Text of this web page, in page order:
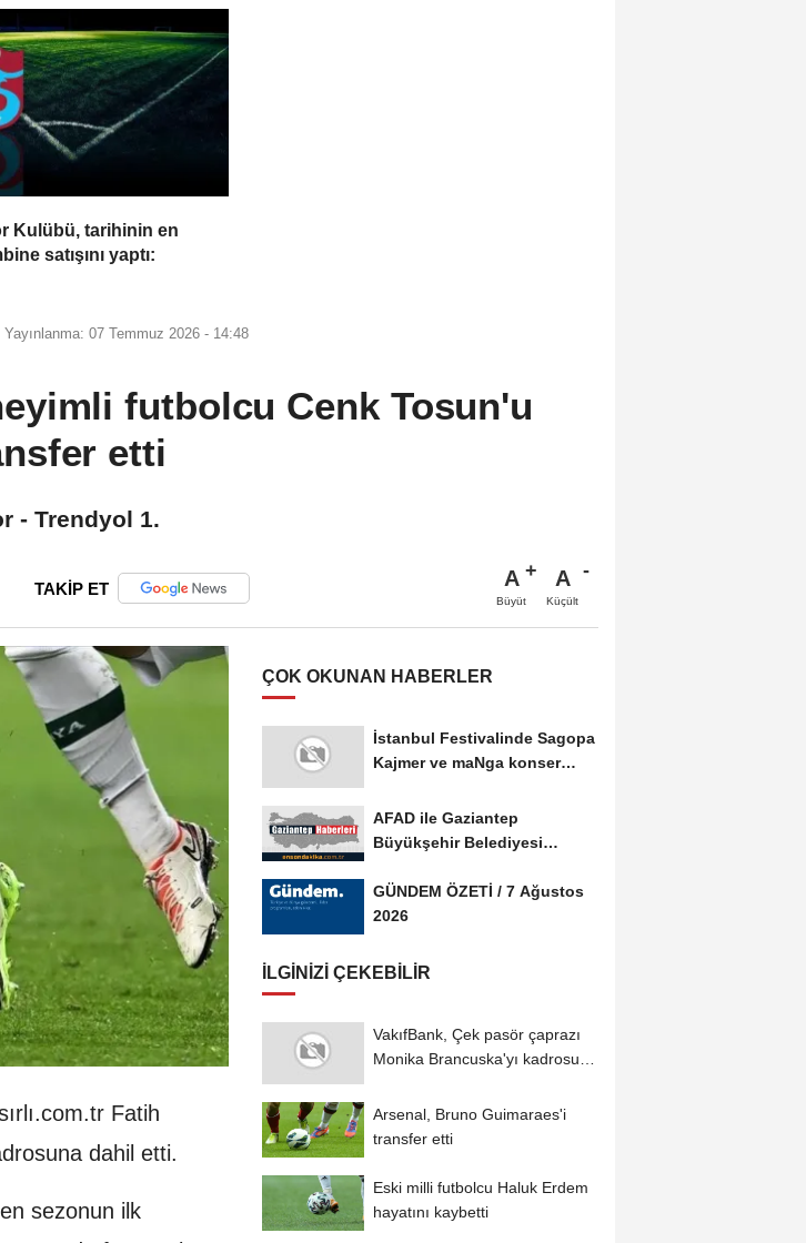
Kulübü, tarihinin en
satışını yaptı:
Yayınlanma: 07 Temmuz 2026 - 14:48
futbolcu Cenk Tosun'u
etti
- Trendyol 1.
TAKİP ET A
Büyüt
A
Küçült
Fatih
dahil etti.
sezonun ilk
ÇOK OKUNAN HABERLER
İstanbul Festivalinde Sagopa
Kajmer ve maNga konser
AFAD ile Gaziantep
Büyükşehir Belediyesi
GÜNDEM ÖZETİ / 7 Ağustos
2026
İLGINIZI ÇEKEBILIR
VakıfBank, Çek pasör çaprazı
Monika Brancuska'yı kadrosuna
Arsenal, Bruno Guimaraes'i
transfer etti
Eski milli futbolcu Haluk Erdem
hayatını kaybetti